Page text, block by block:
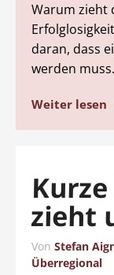
Warum zieht
daran, dass
werden muss.
Weiter lesen
zieht
Von Stefan
Überregional